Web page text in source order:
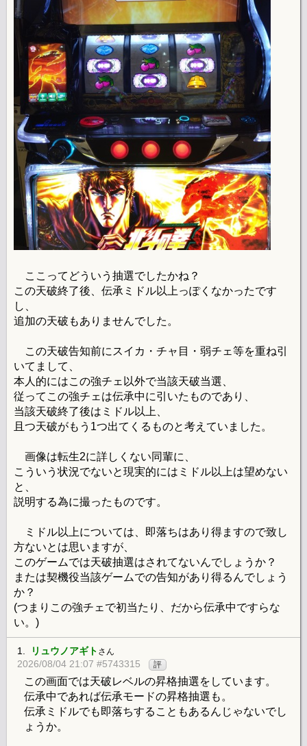
ここってどういう抽選でしたかね？
この天破終了後、伝承ミドル以上っぽくなかったです
し、
追加の天破もありませんでした。
この天破告知前にスイカ・チャ目・弱チェ等を重ね引
いてまして、
本人的にはこの強チェ以外で当該天破当選、
従ってこの強チェは伝承中に引いたものであり、
当該天破終了後はミドル以上、
且つ天破がもう1つ出てくるものと考えていました。
画像は転生2に詳しくない同輩に、
こういう状況でないと現実的にはミドル以上は望めない
と、
説明する為に撮ったものです。
ミドル以上については、即落ちはあり得ますので致し
方ないとは思いますが、
このゲームでは天破抽選はされてないんでしょうか？
または契機役当該ゲームでの告知があり得るんでしょう
か？
(つまりこの強チェで初当たり、だから伝承中ですらな
い。)
1. リュウノアギト さん
2026/08/04 21:07 #5743315 評
この画面では天破レベルの昇格抽選をしています。
伝承中であれば伝承モードの昇格抽選も。
伝承ミドルでも即落ちすることもあるんじゃないでし
ょうか。